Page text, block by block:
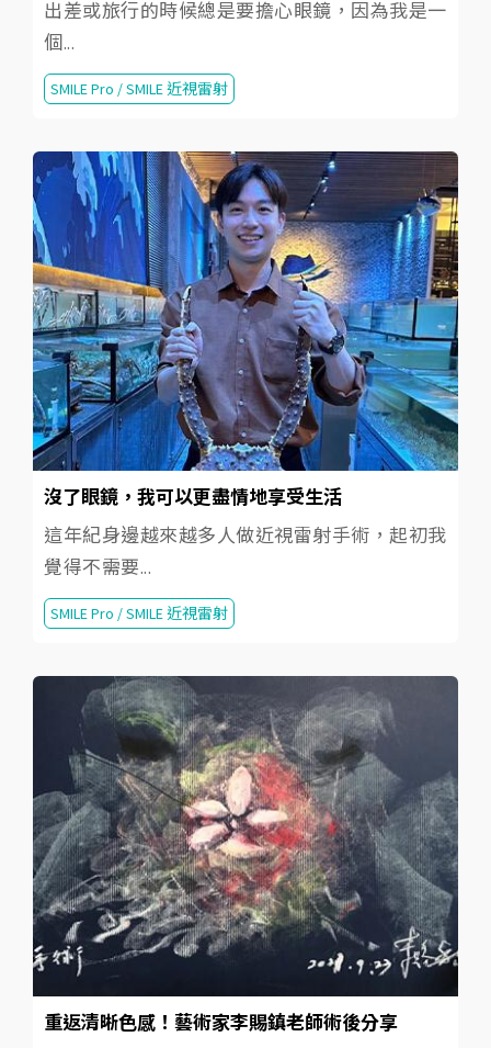
出差或旅行的時候總是要擔心眼鏡，因為我是一
個...
SMILE Pro / SMILE 近視雷射
沒了眼鏡，我可以更盡情地享受生活
這年紀身邊越來越多人做近視雷射手術，起初我
覺得不需要...
SMILE Pro / SMILE 近視雷射
重返清晰色感！藝術家李賜鎮老師術後分享